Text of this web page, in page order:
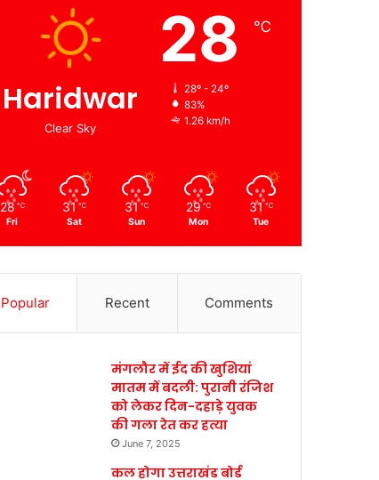
Haridwar
Clear Sky
28 ℃
28º - 24º
83%
1.26 km/h
28 ℃
Fri
31 ℃
Sat
31 ℃
Sun
29 ℃
Mon
31 ℃
Tue
Popular Recent Comments
मंगलौर में ईद की खुशियां
मातम में बदली: पुरानी रंजिश
को लेकर दिन-दहाड़े युवक
की गला रेत कर हत्या
June 7, 2025
कल होगा उत्तराखंड बोर्ड